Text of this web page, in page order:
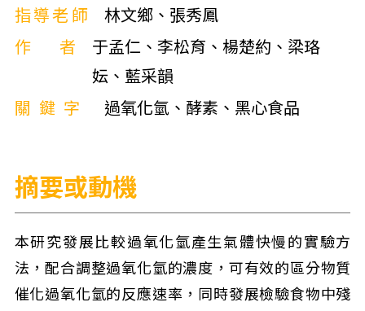
指導老師
林文鄉、張秀鳳
作者
于孟仁、李松育、楊楚約、梁珞
妘、藍采韻
關鍵字
過氧化氫、酵素、黑心食品
摘要或動機
本研究發展比較過氧化氫產生氣體快慢的實驗方
法，配合調整過氧化氫的濃度，可有效的區分物質
催化過氧化氫的反應速率，同時發展檢驗食物中殘